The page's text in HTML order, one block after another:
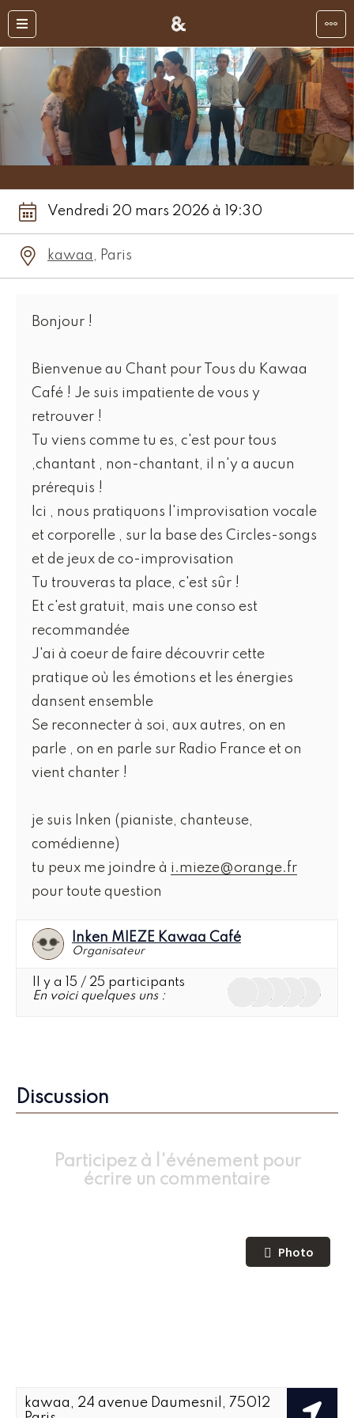
Vendredi 20 mars 2026 à 19:30
kawaa , Paris
Bonjour !
Bienvenue au Chant pour Tous du Kawaa
Café ! Je suis impatiente de vous y
retrouver !
Tu viens comme tu es, c'est pour tous
,chantant , non-chantant, il n'y a aucun
prérequis !
Ici , nous pratiquons l'improvisation vocale
et corporelle , sur la base des Circles-songs
et de jeux de co-improvisation
Tu trouveras ta place, c'est sûr !
Et c'est gratuit, mais une conso est
recommandée
J'ai à coeur de faire découvrir cette
pratique où les émotions et les énergies
dansent ensemble
Se reconnecter à soi, aux autres, on en
parle , on en parle sur Radio France et on
vient chanter !
je suis Inken (pianiste, chanteuse,
comédienne)
tu peux me joindre à i.mieze@orange.fr
pour toute question
Inken MIEZE Kawaa Café
Organisateur
Il y a 15 / 25 participants
En voici quelques uns :
Discussion
Participez à l'événement pour
écrire un commentaire
Photo
kawaa, 24 avenue Daumesnil, 75012